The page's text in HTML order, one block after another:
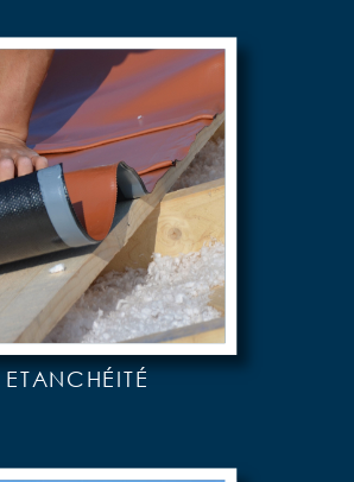
ETANCHÉITÉ